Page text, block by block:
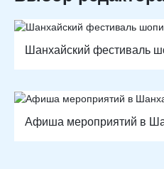
Шанхайский фестиваль
Афиша мероприятий в